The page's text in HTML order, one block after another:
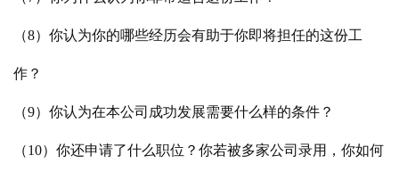
（8）你认为你的哪些经历会有助于你即将担任的这份工
作？
（9）你认为在本公司成功发展需要什么样的条件？
（10）你还申请了什么职位？你若被多家公司录用，你如何